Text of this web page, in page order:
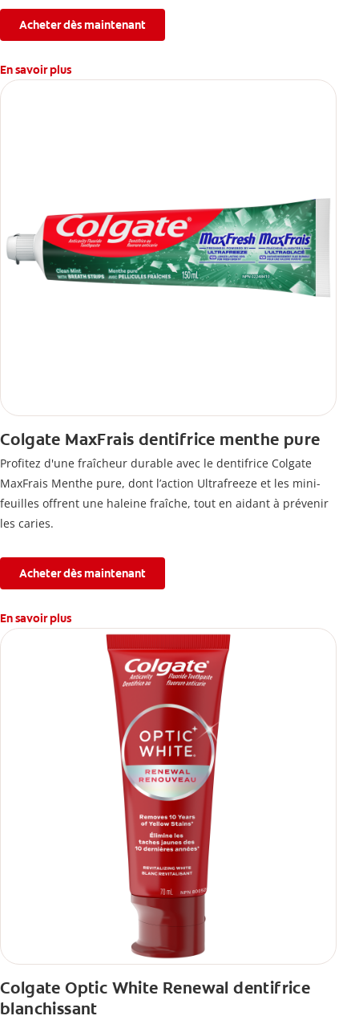
l’érosion de l’émail.
Acheter dès maintenant
En savoir plus
Colgate MaxFrais dentifrice menthe pure
Profitez d'une fraîcheur durable avec le dentifrice Colgate
MaxFrais Menthe pure, dont l’action Ultrafreeze et les mini-
feuilles offrent une haleine fraîche, tout en aidant à prévenir
les caries.
Acheter dès maintenant
En savoir plus
Colgate Optic White Renewal dentifrice
blanchissant